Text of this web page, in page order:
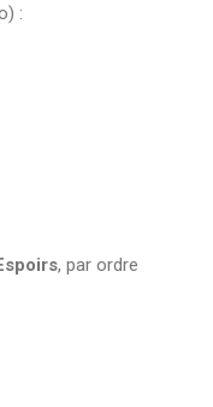
:
, par ordre